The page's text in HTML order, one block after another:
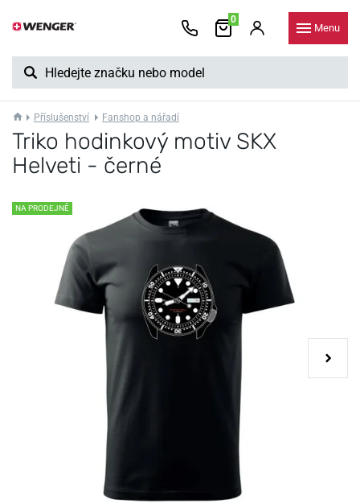
0
Menu
Příslušenství Fanshop a nářadí
Triko hodinkový motiv SKX
Helveti - černé
NA PRODEJNĚ